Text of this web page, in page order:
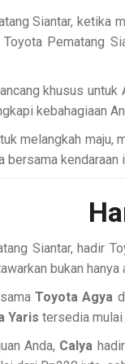
Siantar, ketika
Pematang
khusus untuk
kebahagiaan
melangkah
Siantar, hadir
bukan
Toyota Agya
Yaris tersedia mulai
Anda, Calya